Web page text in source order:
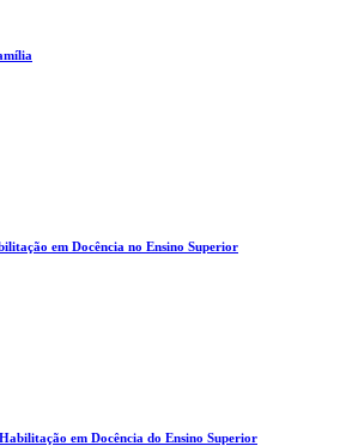
em Docência no Ensino Superior
em Docência do Ensino Superior